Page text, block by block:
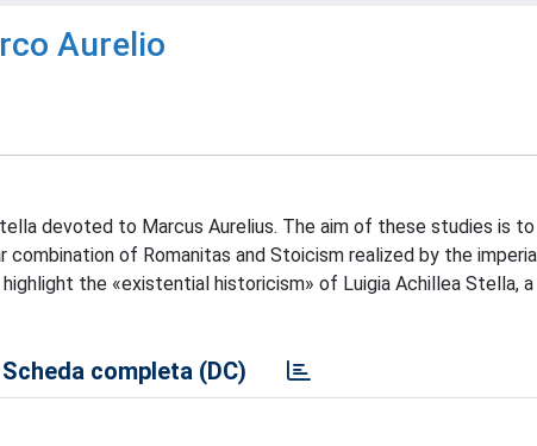
Aurelio
devoted to Marcus Aurelius. The aim of these studies is
of Romanitas and Stoicism realized by the
the «existential historicism» of Luigia Achillea Stella,
Scheda completa (DC)